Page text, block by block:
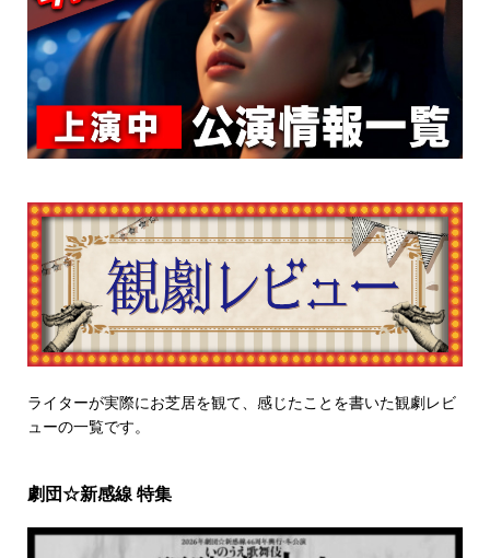
ライターが実際にお芝居を観て、感じたことを書いた観劇レビ
ューの一覧です。
劇団☆新感線 特集